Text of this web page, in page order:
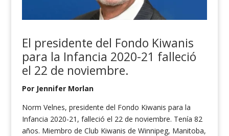
El presidente del Fondo Kiwanis
para la Infancia 2020-21 falleció
el 22 de noviembre.
Por Jennifer Morlan
Norm Velnes, presidente del Fondo Kiwanis para la
Infancia 2020-21, falleció el 22 de noviembre. Tenía 82
años. Miembro de Club Kiwanis de Winnipeg, Manitoba,